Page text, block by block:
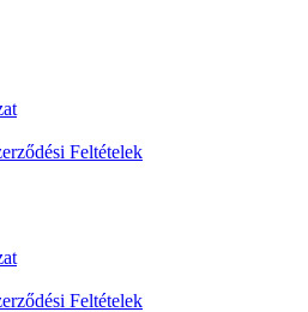
Feltételek
Feltételek